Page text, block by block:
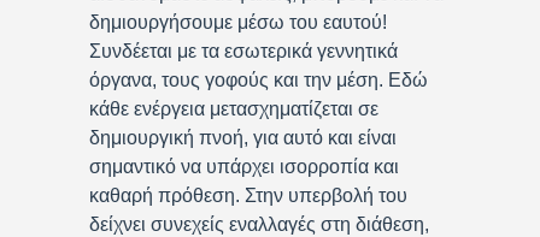
δημιουργήσουμε μέσω του εαυτού!
Συνδέεται με τα εσωτερικά γεννητικά
όργανα, τους γοφούς και την μέση. Εδώ
κάθε ενέργεια μετασχηματίζεται σε
δημιουργική πνοή, για αυτό και είναι
σημαντικό να υπάρχει ισορροπία και
καθαρή πρόθεση. Στην υπερβολή του
δείχνει συνεχείς εναλλαγές στη διάθεση,